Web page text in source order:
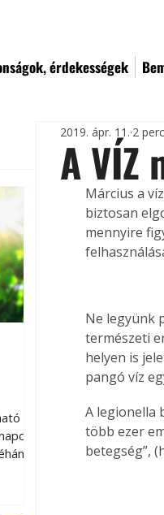
érdekességek
A VÍZ
2019. ápr. 11. 2
Március a
biztosan
mennyire
Ne legyünk
természeti
helyen is
pangó víz
A legionella
több ezer
betegség”,